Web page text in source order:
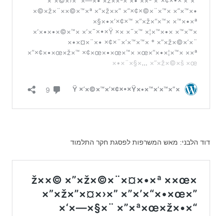
דוד הלבני: מאש המשרפות לפסגת חקר התלמוד